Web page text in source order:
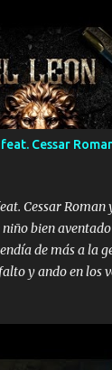
es platica de
para
problema de
y también
es cuestión que
ERA EL 24
M'URIÓ
SIGA EL
inteligente y com...
Cessar
Cessar Roman
bien
de más a la
y ando en los
voy a dar hasta